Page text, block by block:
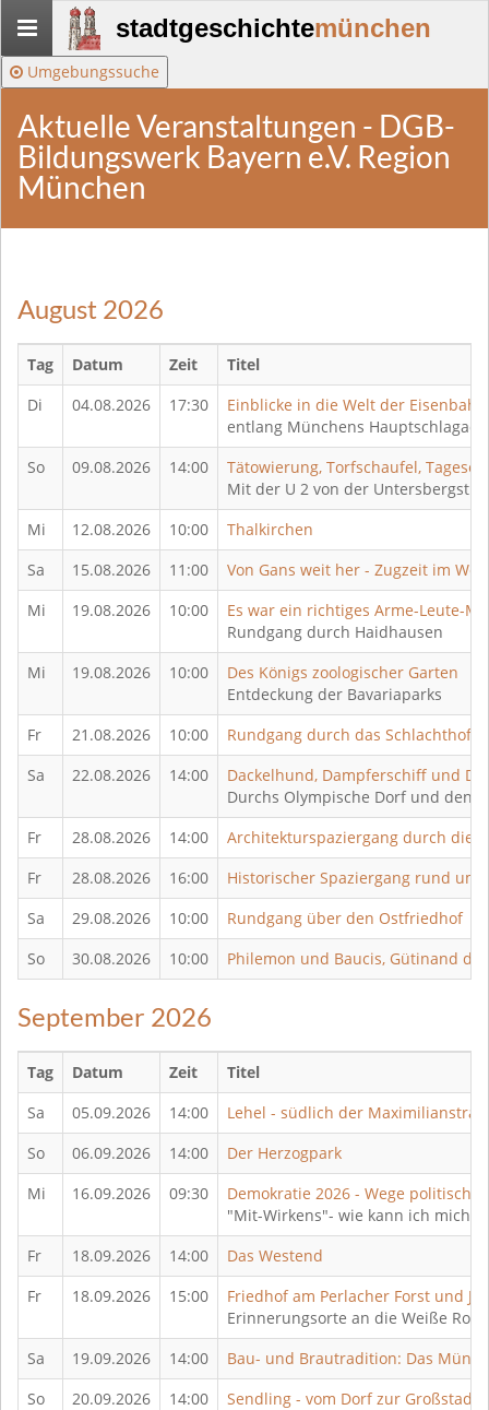
Stadtgeschichte-
München
stadtgeschichtemünchen
Umgebungssuche
Aktuelle Veranstaltungen - DGB-
Bildungswerk Bayern e.V. Region
München
August 2026
Tag Datum Zeit
Titel
Di
04.08.2026 17:30
Einblicke in die Welt der Eisenbahn
entlang Münchens
So
09.08.2026 14:00
Tätowierung, Torfschaufel,
Mit der U 2 von der
Mi
12.08.2026 10:00
Thalkirchen
Sa
15.08.2026 11:00
Von Gans weit her - Zugzeit im
Mi
19.08.2026 10:00
Es war ein richtiges Arme-Leute-
Rundgang durch Haidhausen
Mi
19.08.2026 10:00
Des Königs zoologischer Garten
Entdeckung der Bavariaparks
Fr
21.08.2026 10:00
Rundgang durch das
Sa
22.08.2026 14:00
Dackelhund, Dampferschiff und
Durchs Olympische Dorf und den
Fr
28.08.2026 14:00
Architekturspaziergang durch die
Fr
28.08.2026 16:00
Historischer Spaziergang rund
Sa
29.08.2026 10:00
Rundgang über den Ostfriedhof
So
30.08.2026 10:00 Philemon und Baucis, Gütinand
September 2026
Tag Datum Zeit
Titel
Sa
05.09.2026 14:00
Lehel - südlich der
So
06.09.2026 14:00
Der Herzogpark
Mi
16.09.2026 09:30
Demokratie 2026 - Wege politischen
"Mit-Wirkens"- wie kann ich mich
Fr
18.09.2026 14:00
Das Westend
Fr
18.09.2026 15:00
Friedhof am Perlacher Forst und
Erinnerungsorte an die Weiße
Sa
19.09.2026 14:00
Bau- und Brautradition: Das
So
20.09.2026 14:00
Sendling - vom Dorf zur Großstadt